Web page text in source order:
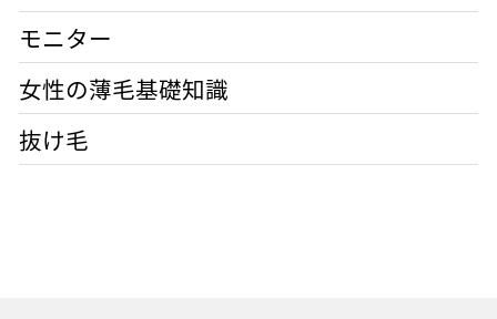
モニター
女性の薄毛基礎知識
抜け毛